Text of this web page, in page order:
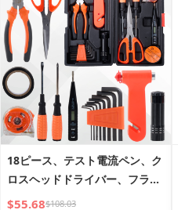
18ピース、テスト電流ペン、ク
ロスヘッドドライバー、フラッ
トヘッドドライバー、安全ハン
$55.68$108.03